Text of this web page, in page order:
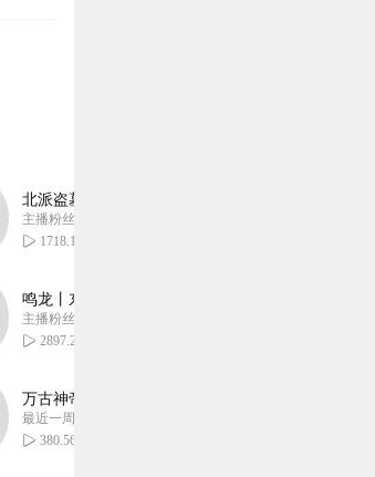
北派盗墓笔记丨头陀渊出品丨悬疑灵异丨摸金校尉
主播粉丝1659万
1718.10万
鸣龙丨东方玄幻丨紫襟团队丨轻松搞笑丨多人有声
主播粉丝2836万
2897.24万
万古神帝丨玄幻丨热血丨紫襟团队演播丨多人有声
最近一周更新
380.56万